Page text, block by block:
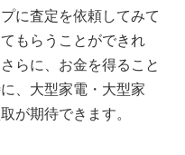
に査定を依頼してみて
もらうことができれ
らに、お金を得ること
、大型家電・大型家
が期待できます。